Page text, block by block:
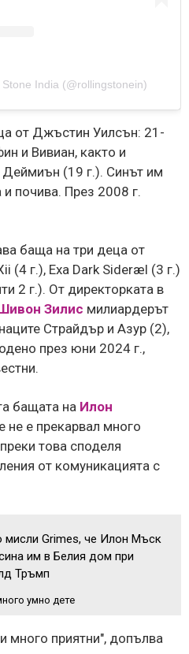
India (@rollingstonein)
от Джъстин Уилсън: 21-
и Вивиан, както и
Дeймиън (19 г.). Синът им
почива. През 2008 г.
баща на три деца от
(4 г.), Exa Dark Sideræl (3 г.)
2 г.). От директорката в
Зилис милиардерът
Страйдър и Азур (2),
през юни 2024 г.,
бащата на Илон
не е прекарвал много
това споделя
от комуникацията с
мисли Grimes, че Илон Мъск
им в Белия дом при
Тръмп
умно дете
много приятни", допълва